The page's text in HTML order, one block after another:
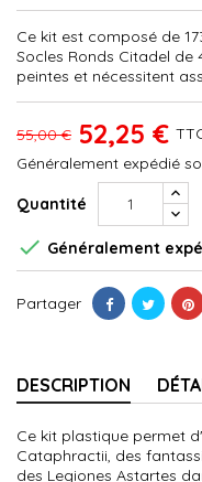
Ce kit est composé de
Socles Ronds Citadel de
peintes et nécessitent
55,00 € 52,25 €
Généralement expédié
Quantité
 Généralement
Partager
DESCRIPTION
Ce kit plastique permet
Cataphractii, des
des Legiones Astartes